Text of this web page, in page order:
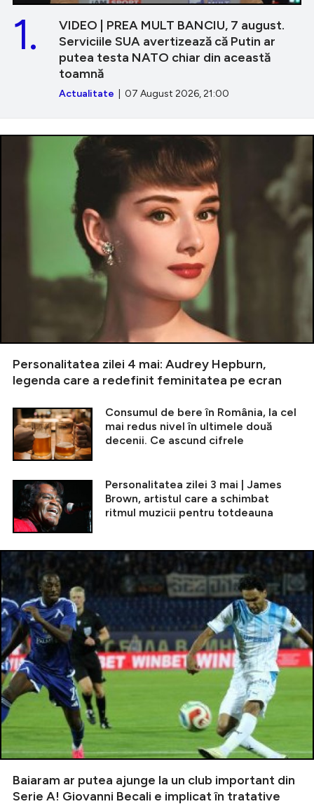
VIDEO | PREA MULT BANCIU, 7 august.
Serviciile SUA avertizează că Putin ar
putea testa NATO chiar din această
toamnă
Actualitate | 07 August 2026, 21:00
1.
Personalitatea zilei 4 mai: Audrey Hepburn,
legenda care a redefinit feminitatea pe ecran
Consumul de bere în România, la cel
mai redus nivel în ultimele două
decenii. Ce ascund cifrele
Personalitatea zilei 3 mai | James
Brown, artistul care a schimbat
ritmul muzicii pentru totdeauna
Baiaram ar putea ajunge la un club important din
Serie A! Giovanni Becali e implicat în tratative